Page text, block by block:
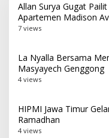
Allan Surya Gugat
Apartemen Madison
7 views
La Nyalla Bersama
Masyayech Genggong
4 views
HIPMI Jawa Timur
Ramadhan
4 views